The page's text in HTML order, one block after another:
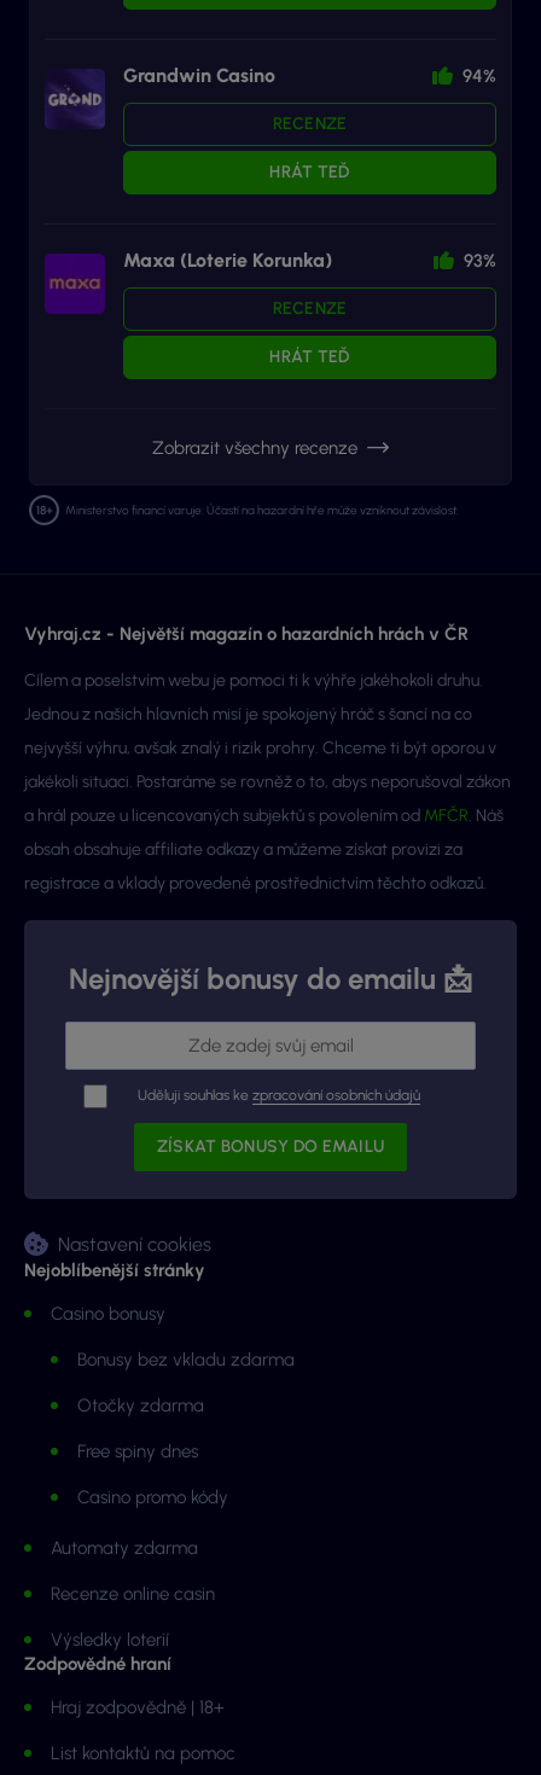
Grandwin Casino 94%
RECENZE
HRÁT TEĎ
Maxa (Loterie Korunka) 93%
RECENZE
HRÁT TEĎ
Zobrazit všechny recenze
Ministerstvo financí varuje: Účastí na hazardní hře může vzniknout závislost.
Vyhraj.cz - Největší magazín o hazardních hrách v ČR
Cílem a poselstvím webu je pomoci ti k výhře jakéhokoli druhu.
Jednou z našich hlavních misí je spokojený hráč s šancí na co
nejvyšší výhru, avšak znalý i rizik prohry. Chceme ti být oporou v
jakékoli situaci. Postaráme se rovněž o to, abys neporušoval zákon
a hrál pouze u licencovaných subjektů s povolením od MFČR. Náš
obsah obsahuje affiliate odkazy a můžeme získat provizi za
registrace a vklady provedené prostřednictvím těchto odkazů.
Nejnovější bonusy do emailu 📩
Uděluji souhlas ke zpracování osobních údajů
Nastavení cookies
Nejoblíbenější stránky
Casino bonusy
Bonusy bez vkladu zdarma
Otočky zdarma
Free spiny dnes
Casino promo kódy
Automaty zdarma
Recenze online casin
Výsledky loterií
Zodpovědné hraní
Hraj zodpovědně | 18+
List kontaktů na pomoc